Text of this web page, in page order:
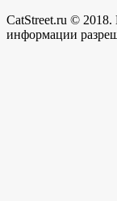
CatStreet.ru ©
информации